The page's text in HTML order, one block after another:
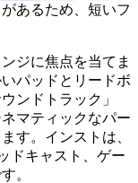
あるため、短いフ
ジに焦点を当てま
パッドとリードボ
ンドトラック」
マティックなパー
す。インストは、
ドキャスト、ゲー
。